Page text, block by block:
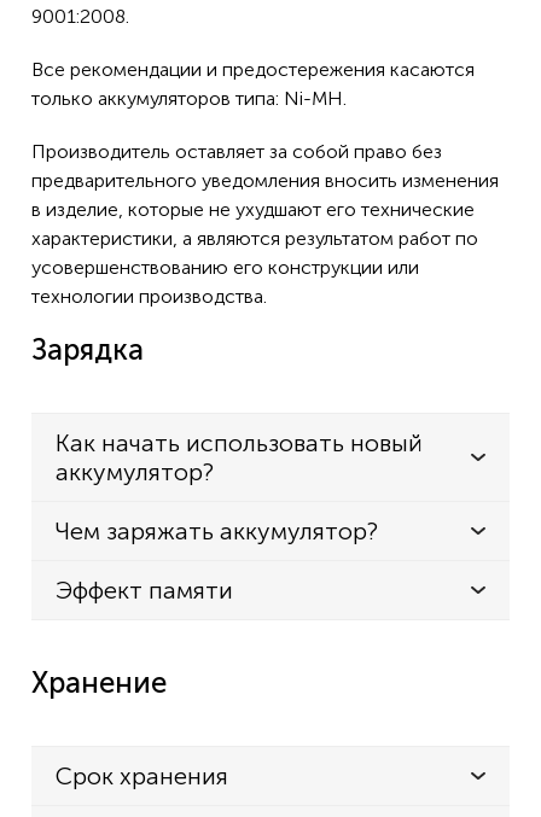
9001:2008.
Все рекомендации и предостережения касаются
только аккумуляторов типа: Ni-MH.
Производитель оставляет за собой право без
предварительного уведомления вносить изменения
в изделие, которые не ухудшают его технические
характеристики, а являются результатом работ по
усовершенствованию его конструкции или
технологии производства.
Зарядка
Как начать использовать новый
аккумулятор?
Чем заряжать аккумулятор?
Эффект памяти
Хранение
Срок хранения